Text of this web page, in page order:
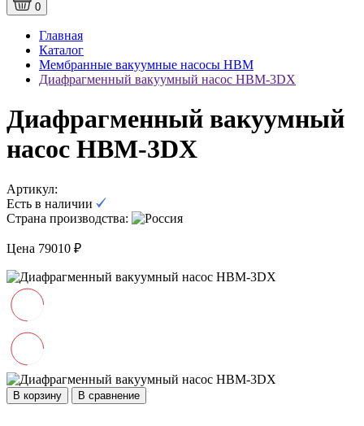
0
Главная
Каталог
Мембранные вакуумные насосы НВМ
Диафрагменный вакуумный насос НВМ-3DХ
Диафрагменный вакуумный
насос НВМ-3DХ
Артикул:
Есть в наличии
Страна производства:
Цена 79010 ₽
В корзину В сравнение